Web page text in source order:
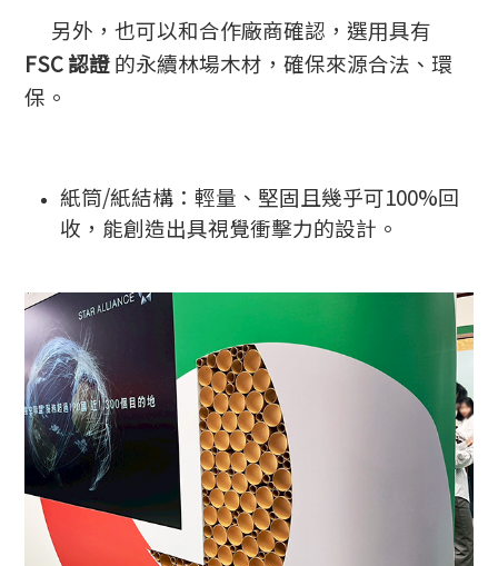
另外，也可以和合作廠商確認，選用具有
FSC 認證的永續林場木材，確保來源合法、環
保。
紙筒/紙結構：輕量、堅固且幾乎可100%回
收，能創造出具視覺衝擊力的設計。